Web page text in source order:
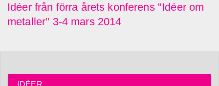
Idéer från förra årets konferens "Idéer om
metaller" 3-4 mars 2014
IDÉER